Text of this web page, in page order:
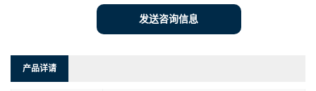
发送咨询信息
产品详请